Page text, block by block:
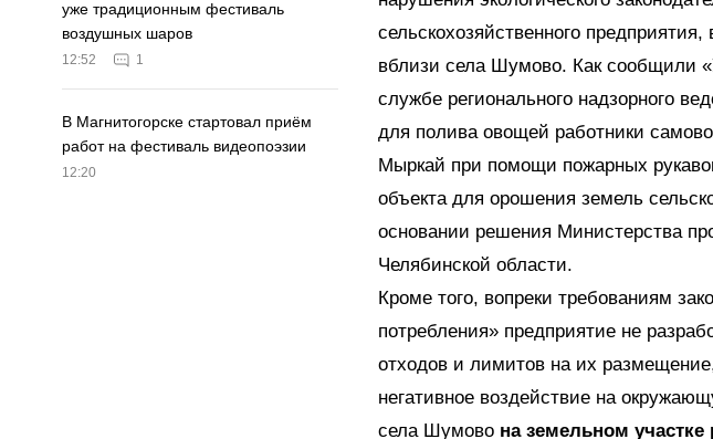
уже традиционным фестиваль
воздушных шаров
12:52 1
В Магнитогорске стартовал приём
работ на фестиваль видеопоэзии
12:20
сельскохозяйственного
вблизи села Шумово. Как сообщили
службе регионального надзорного
для полива овощей работники
Мыркай при помощи пожарных
объекта для орошения земель
основании решения Министерства
Челябинской области.
Кроме того, вопреки требованиям
потребления» предприятие не
отходов и лимитов на их
негативное воздействие на
села Шумово на земельном